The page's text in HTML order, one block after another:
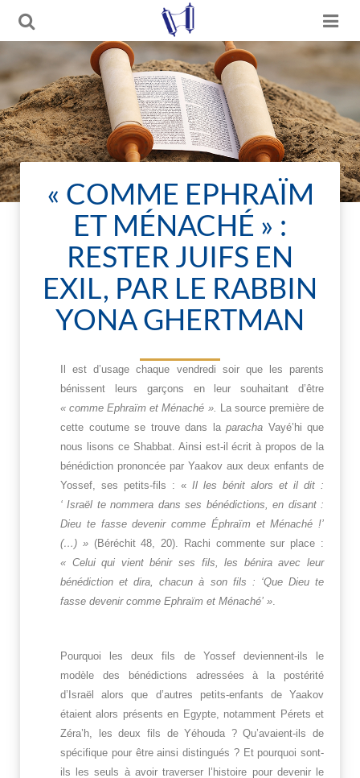
« COMME EPHRAÏM
ET MÉNACHÉ » :
RESTER JUIFS EN
EXIL, PAR LE RABBIN
YONA GHERTMAN
Il est d’usage chaque vendredi soir que les parents
bénissent leurs garçons en leur souhaitant d’être
« comme Ephraïm et Ménaché ». La source première de
cette coutume se trouve dans la paracha Vayé’hi que
nous lisons ce Shabbat. Ainsi est-il écrit à propos de la
bénédiction prononcée par Yaakov aux deux enfants de
Yossef, ses petits-fils : « Il les bénit alors et il dit :
‘ Israël te nommera dans ses bénédictions, en disant :
Dieu te fasse devenir comme Éphraïm et Ménaché !’
(…) » (Béréchit 48, 20). Rachi commente sur place :
« Celui qui vient bénir ses fils, les bénira avec leur
bénédiction et dira, chacun à son fils : ‘Que Dieu te
fasse devenir comme Ephraïm et Ménaché’ ».
Pourquoi les deux fils de Yossef deviennent-ils le
modèle des bénédictions adressées à la postérité
d’Israël alors que d’autres petits-enfants de Yaakov
étaient alors présents en Egypte, notamment Pérets et
Zéra’h, les deux fils de Yéhouda ? Qu’avaient-ils de
spécifique pour être ainsi distingués ? Et pourquoi sont-
ils les seuls à avoir traverser l’histoire pour devenir le